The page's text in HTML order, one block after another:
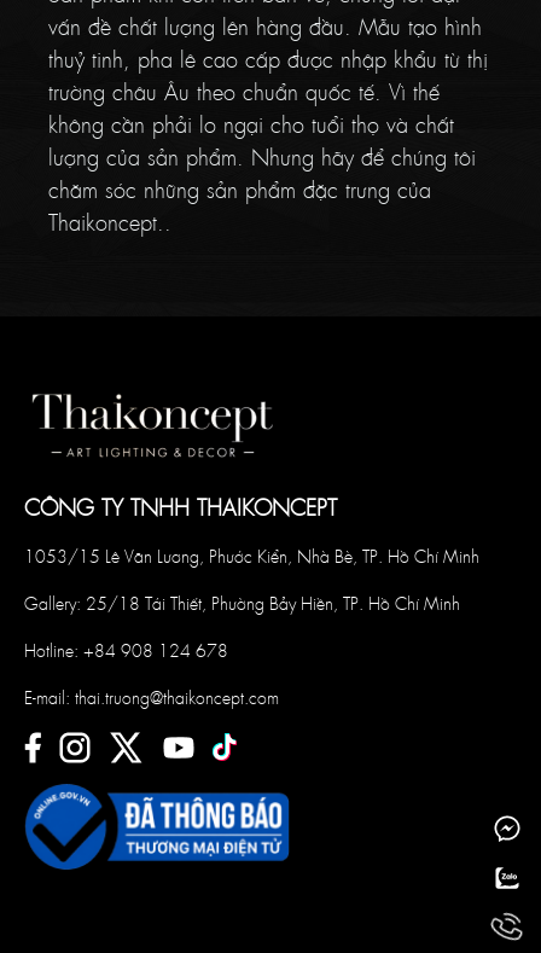
vấn đề chất lượng lên hàng đầu. Mẫu tạo hình
thuỷ tinh, pha lê cao cấp được nhập khẩu từ thị
trường châu Âu theo chuẩn quốc tế. Vì thế
không cần phải lo ngại cho tuổi thọ và chất
lượng của sản phẩm. Nhưng hãy để chúng tôi
chăm sóc những sản phẩm đặc trưng của
Thaikoncept..
CÔNG TY TNHH THAIKONCEPT
1053/15 Lê Văn Lương, Phước Kiển, Nhà Bè, TP. Hồ Chí Minh
Gallery: 25/18 Tái Thiết, Phường Bảy Hiền, TP. Hồ Chí Minh
Hotline: +84 908 124 678
E-mail: thai.truong@thaikoncept.com